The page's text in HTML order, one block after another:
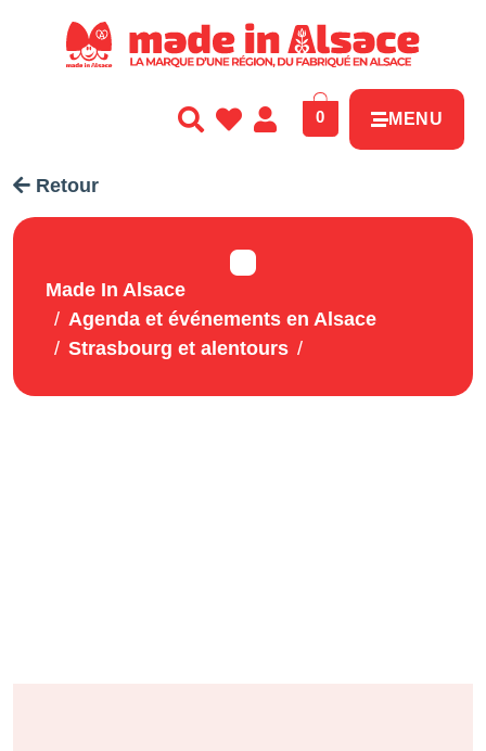
0 MENU
Retour
Made In Alsace
Agenda et événements en Alsace
Strasbourg et alentours